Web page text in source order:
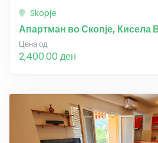
Skopje
Апартман во Скопје, Кисела
Цена од
2,400.00 ден